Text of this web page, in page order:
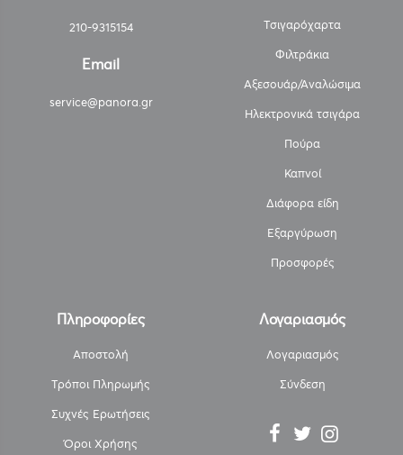
210-9315154
Email
service@panora.gr
Τσιγαρόχαρτα
Φιλτράκια
Αξεσουάρ/Αναλώσιμα
Ηλεκτρονικά τσιγάρα
Πούρα
Καπνοί
Διάφορα είδη
Εξαργύρωση
Προσφορές
Πληροφορίες
Αποστολή
Τρόποι Πληρωμής
Συχνές Ερωτήσεις
Όροι Χρήσης
Λογαριασμός
Λογαριασμός
Σύνδεση